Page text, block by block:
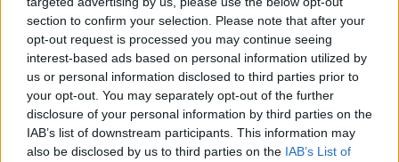
section to confirm your selection. Please note that after your
opt-out request is processed you may continue seeing
interest-based ads based on personal information utilized by
us or personal information disclosed to third parties prior to
your opt-out. You may separately opt-out of the further
disclosure of your personal information by third parties on the
IAB’s list of downstream participants. This information may
also be disclosed by us to third parties on the IAB’s List of
MEDIA
Μαυρίκιος Μαυρικίου: «Περιμένω τον
Μαυρίδη και την Κρίστη να τους ρωτήσω τι
πρόβλημα είχαν»
13:50 @10-11-2022